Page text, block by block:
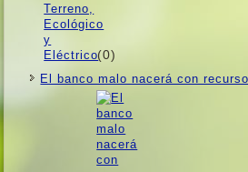
(0)
El banco malo nacerá con